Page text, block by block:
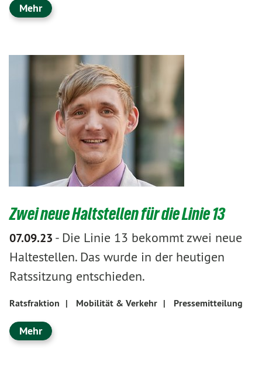
Mehr
Zwei neue Haltstellen für die Linie 13
07.09.23 - Die Linie 13 bekommt zwei neue
Haltestellen. Das wurde in der heutigen
Ratssitzung entschieden.
Ratsfraktion | Mobilität & Verkehr | Pressemitteilung
Mehr